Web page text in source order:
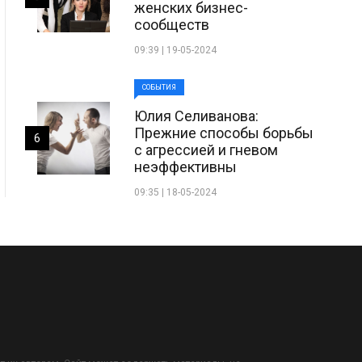
женских бизнес-
сообществ
09:39 | 19-05-2024
СОБЫТИЯ
Юлия Селиванова:
Прежние способы борьбы
с агрессией и гневом
неэффективны
09:35 | 18-05-2024
6